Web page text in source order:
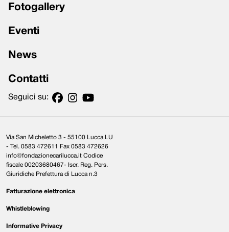
Fotogallery
Eventi
News
Contatti
Seguici su:
Via San Micheletto 3 - 55100 Lucca LU
- Tel. 0583 472611 Fax 0583 472626
info@fondazionecarilucca.it Codice
fiscale 00203680467- Iscr. Reg. Pers.
Giuridiche Prefettura di Lucca n.3
Fatturazione elettronica
Whistleblowing
Informative Privacy